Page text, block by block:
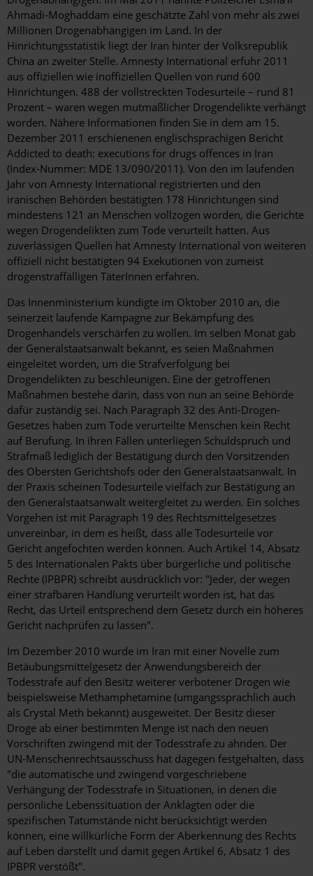
Ahmadi-Moghaddam eine geschätzte Zahl von mehr als zwei
Millionen Drogenabhängigen im Land. In der
Hinrichtungsstatistik liegt der Iran hinter der Volksrepublik
China an zweiter Stelle. Amnesty International erfuhr 2011
aus offiziellen wie inoffiziellen Quellen von rund 600
Hinrichtungen. 488 der vollstreckten Todesurteile – rund 81
Prozent – waren wegen mutmaßlicher Drogendelikte verhängt
worden. Nähere Informationen finden Sie in dem am 15.
Dezember 2011 erschienenen englischsprachigen Bericht
Addicted to death: executions for drugs offences in Iran
(Index-Nummer: MDE 13/090/2011). Von den im laufenden
Jahr von Amnesty International registrierten und den
iranischen Behörden bestätigten 178 Hinrichtungen sind
mindestens 121 an Menschen vollzogen worden, die Gerichte
wegen Drogendelikten zum Tode verurteilt hatten. Aus
zuverlässigen Quellen hat Amnesty International von weiteren
offiziell nicht bestätigten 94 Exekutionen von zumeist
drogenstraffälligen TäterInnen erfahren.
Das Innenministerium kündigte im Oktober 2010 an, die
seinerzeit laufende Kampagne zur Bekämpfung des
Drogenhandels verschärfen zu wollen. Im selben Monat gab
der Generalstaatsanwalt bekannt, es seien Maßnahmen
eingeleitet worden, um die Strafverfolgung bei
Drogendelikten zu beschleunigen. Eine der getroffenen
Maßnahmen bestehe darin, dass von nun an seine Behörde
dafür zuständig sei. Nach Paragraph 32 des Anti-Drogen-
Gesetzes haben zum Tode verurteilte Menschen kein Recht
auf Berufung. In ihren Fällen unterliegen Schuldspruch und
Strafmaß lediglich der Bestätigung durch den Vorsitzenden
des Obersten Gerichtshofs oder den Generalstaatsanwalt. In
der Praxis scheinen Todesurteile vielfach zur Bestätigung an
den Generalstaatsanwalt weitergleitet zu werden. Ein solches
Vorgehen ist mit Paragraph 19 des Rechtsmittelgesetzes
unvereinbar, in dem es heißt, dass alle Todesurteile vor
Gericht angefochten werden können. Auch Artikel 14, Absatz
5 des Internationalen Pakts über bürgerliche und politische
Rechte (IPBPR) schreibt ausdrücklich vor: "Jeder, der wegen
einer strafbaren Handlung verurteilt worden ist, hat das
Recht, das Urteil entsprechend dem Gesetz durch ein höheres
Gericht nachprüfen zu lassen".
Im Dezember 2010 wurde im Iran mit einer Novelle zum
Betäubungsmittelgesetz der Anwendungsbereich der
Todesstrafe auf den Besitz weiterer verbotener Drogen wie
beispielsweise Methamphetamine (umgangssprachlich auch
als Crystal Meth bekannt) ausgeweitet. Der Besitz dieser
Droge ab einer bestimmten Menge ist nach den neuen
Vorschriften zwingend mit der Todesstrafe zu ahnden. Der
UN-Menschenrechtsausschuss hat dagegen festgehalten, dass
"die automatische und zwingend vorgeschriebene
Verhängung der Todesstrafe in Situationen, in denen die
persönliche Lebenssituation der Anklagten oder die
spezifischen Tatumstände nicht berücksichtigt werden
können, eine willkürliche Form der Aberkennung des Rechts
auf Leben darstellt und damit gegen Artikel 6, Absatz 1 des
IPBPR verstößt".